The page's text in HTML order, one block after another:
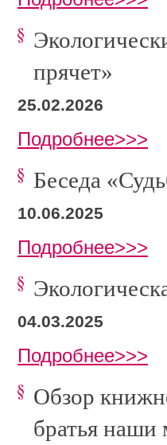
прячет»
25.02.2026
Подробнее>>>
Беседа
10.06.2025
Подробнее>>>
04.03.2025
Подробнее>>>
Обзор
братья